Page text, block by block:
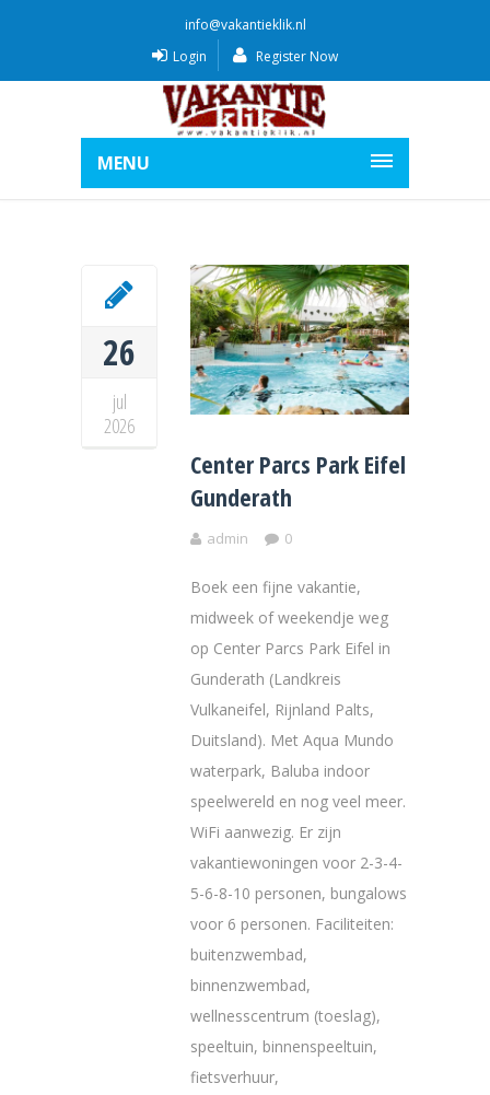
info@vakantieklik.nl
Login
Register Now
MENU
26
jul
2026
Center Parcs Park Eifel
Gunderath
admin 0
Boek een fijne vakantie,
midweek of weekendje weg
op Center Parcs Park Eifel in
Gunderath (Landkreis
Vulkaneifel, Rijnland Palts,
Duitsland). Met Aqua Mundo
waterpark, Baluba indoor
speelwereld en nog veel meer.
WiFi aanwezig. Er zijn
vakantiewoningen voor 2-3-4-
5-6-8-10 personen, bungalows
voor 6 personen. Faciliteiten:
buitenzwembad,
binnenzwembad,
wellnesscentrum (toeslag),
speeltuin, binnenspeeltuin,
fietsverhuur,